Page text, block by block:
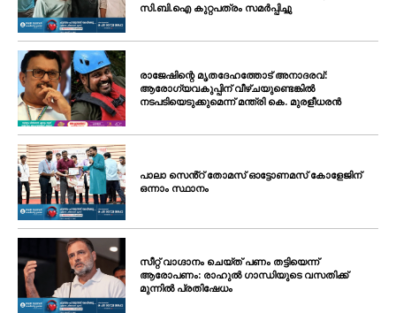
സി.ബി.ഐ കുറ്റപത്രം സമർപ്പിച്ചു
രാജേഷിന്റെ മൃതദേഹത്തോട് അനാദരവ്:
ആരോഗ്യവകുപ്പിന് വീഴ്ചയുണ്ടെങ്കിൽ
നടപടിയെടുക്കുമെന്ന് മന്ത്രി കെ. മുരളീധരൻ
പാലാ സെൻ്റ് തോമസ് ഓട്ടോണമസ് കോളേജിന്
ഒന്നാം സ്ഥാനം
സീറ്റ് വാഗ്ദാനം ചെയ്ത് പണം തട്ടിയെന്ന്
ആരോപണം: രാഹുൽ ഗാന്ധിയുടെ വസതിക്ക്
മുന്നിൽ പ്രതിഷേധം